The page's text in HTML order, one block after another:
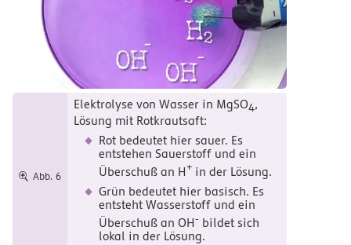
Abb. 6
Elektrolyse von Wasser in MgSO4,
Lösung mit Rotkrautsaft:
Rot bedeutet hier sauer. Es
entstehen Sauerstoff und ein
Überschuß an H+in der Lösung.
Grün bedeutet hier basisch. Es
entsteht Wasserstoff und ein
Überschuß an OH - bildet sich
lokal in der Lösung.